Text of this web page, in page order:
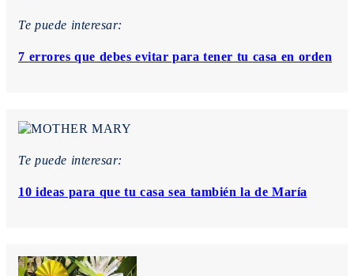
Te puede interesar:
7 errores que debes evitar para tener tu casa en orden
Te puede interesar:
10 ideas para que tu casa sea también la de María